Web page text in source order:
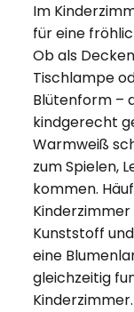
Im
für eine
Ob als
Tischlampe
Blütenform –
kindgerecht
Warmweiß
zum Spielen,
kommen.
Kunststoff
eine
gleichzeitig
Kinderzimmer.